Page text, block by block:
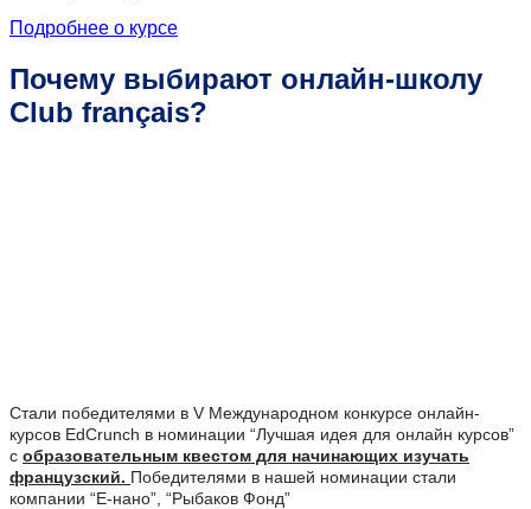
Подробнее о курсе
Почему выбирают онлайн-школу
Club français?
Стали победителями в V Международном конкурсе онлайн-
курсов EdCrunch в номинации “Лучшая идея для онлайн курсов”
с образовательным квестом для начинающих изучать
французский. Победителями в нашей номинации стали
компании “Е-нано”, “Рыбаков Фонд”